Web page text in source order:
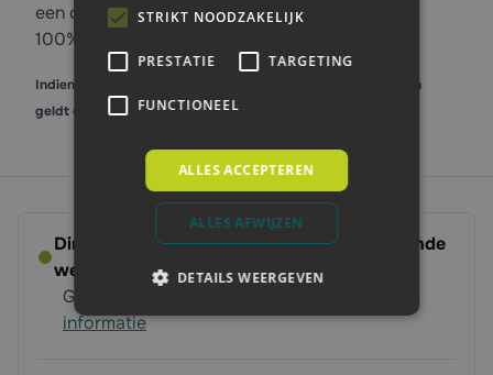
een capuchon met aantreklussen. Gemaakt van
100% polyester en is wind- en waterdicht.
Indien er staffelkorting op het product van toepassing is, dan
geldt dit alleen bij afname van gelijke maat en kleur.
Direct leverbaar - Bestel voor 14:00, volgende
werkdag op ’t erf
Gratis verzending vanaf 250 euro
informatie
STRIKT NOODZAKELIJK
PRESTATIE TARGETING
FUNCTIONEEL
ALLES ACCEPTEREN
ALLES AFWIJZEN
DETAILS WEERGEVEN